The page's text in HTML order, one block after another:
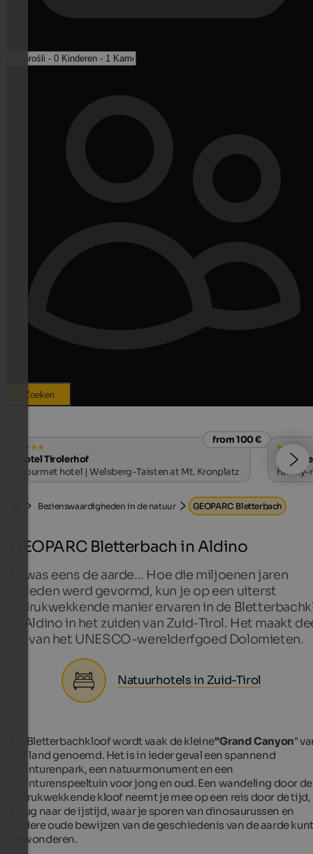
Zoeken
from 100 €
Hotel Tirolerhof
Gourmet hotel | Welsberg-Taisten at Mt. Kronplatz
Hotel
Family-
Bezienswaardigheden in de natuur GEOPARC Bletterbach
GEOPARC Bletterbach in Aldino
Er was eens de aarde... Hoe die miljoenen jaren
geleden werd gevormd, kun je op een uiterst
indrukwekkende manier ervaren in de
in Aldino in het zuiden van Zuid-Tirol. Het maakt
uit van het UNESCO-werelderfgoed Dolomieten.
Natuurhotels in Zuid-Tirol
De Bletterbachkloof wordt vaak de kleine"Grand Canyon"
het land genoemd. Het is in ieder geval een spannend
avonturenpark, een natuurmonument en een
avonturenspeeltuin voor jong en oud. Een wandeling door de
indrukwekkende kloof neemt je mee op een reis door de tijd,
terug naar de ijstijd, waar je sporen van dinosaurussen en
andere oude bewijzen van de geschiedenis van de aarde kunt
bewonderen.